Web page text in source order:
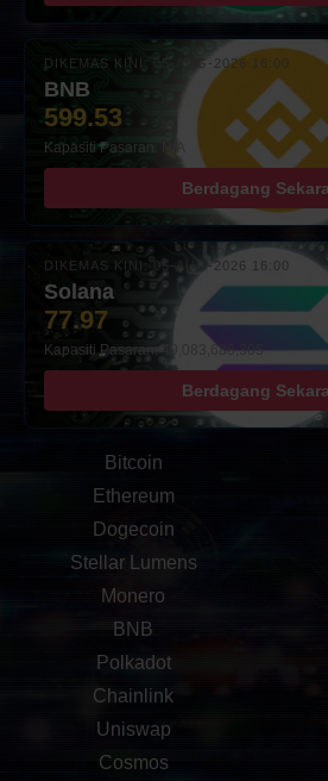
DIKEMAS KINI: 05-AUG-2026 16:00
BNB
599.53
Kapasiti Pasaran: N/A
Berdagang
DIKEMAS KINI: 05-AUG-2026 16:00
Solana
77.97
Kapasiti Pasaran: 49,083,688,305
Berdagang
Bitcoin
Ethereum
Dogecoin
Stellar Lumens
Monero
BNB
Polkadot
Chainlink
Uniswap
Cosmos